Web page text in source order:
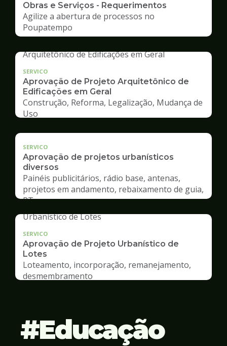
Obras e Serviços - Requerimentos
Agilize a abertura de processos no
Poupatempo
SERVICO
Aprovação de Projeto Arquitetônico de
Edificações em Geral
Construção, Reforma, Legalização, Mudança de
Uso
SERVICO
Aprovação de projetos urbanísticos
diversos
Painéis publicitários, rádio base, antenas,
projetos em andamento, rebaixamento de guia,
RT
SERVICO
Aprovação de Projeto Urbanístico de
Lotes
Loteamento, incorporação, remanejamento,
desmembramento
Educação